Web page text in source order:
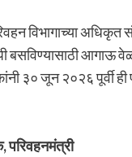
विभागाच्या
आगाऊ वेळ
३० जून २०२६ पूर्वी ही
परिवहनमंत्री